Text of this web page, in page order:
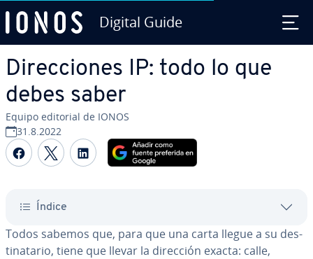
Digital Guide
Di­re­c­cio­nes IP: todo lo que
debes saber
Equipo editorial de IONOS
31.8.2022
Compartir Facebook
Compartir Twitter
Compartir LinkedIn
Índice
Todos sabemos que, para que una carta llegue a su de­s­
ti­na­ta­rio, tiene que llevar la dirección exacta: calle,